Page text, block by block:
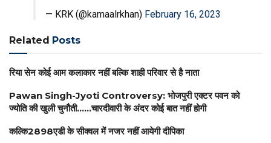
— KRK (@kamaalrkhan) February 16, 2023
Related Posts
रिया सेन कोई आम कलाकार नहीं बल्कि शाही परिवार से है नाता
Pawan Singh-Jyoti Controversy: भोजपुरी एक्टर पवन को
ज्योति की खुली चुनौती……चारदीवारी के अंदर कोई बात नहीं होगी
कल्कि2898एडी के सीक्वल में नजर नहीं आयेगी दीपिका